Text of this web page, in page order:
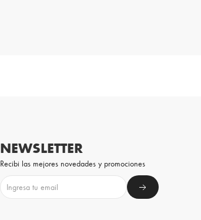
NEWSLETTER
Recibi las mejores novedades y promociones